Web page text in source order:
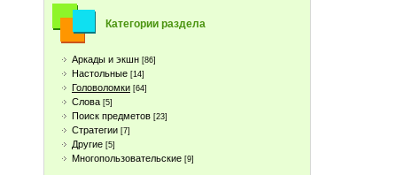
Категории раздела
Аркады и экшн [86]
Настольные [14]
Головоломки [64]
Слова [5]
Поиск предметов [23]
Стратегии [7]
Другие [5]
Многопользовательские [9]